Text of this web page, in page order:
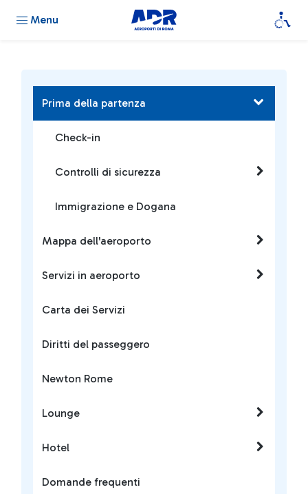
Menu
Prima della partenza
Check-in
Controlli di sicurezza
Immigrazione e Dogana
Mappa dell'aeroporto
Servizi in aeroporto
Carta dei Servizi
Diritti del passeggero
Newton Rome
Lounge
Hotel
Domande frequenti